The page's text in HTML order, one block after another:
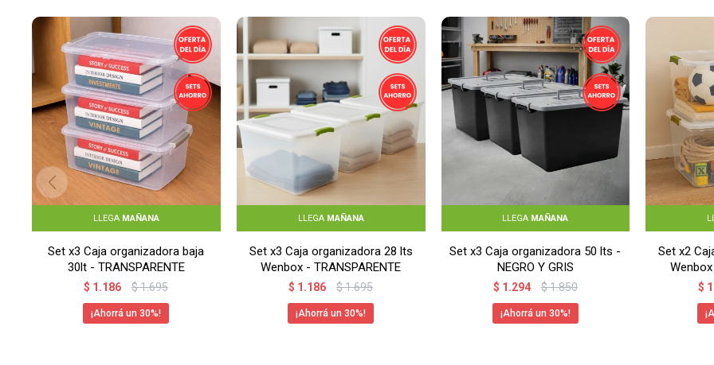
LLEGA MAÑANA
Set x3 Caja organizadora baja
30lt - TRANSPARENTE
$ 1.186 $1.695
30
LLEGA MAÑANA
Set x3 Caja organizadora 28 lts
Wenbox - TRANSPARENTE
$ 1.186 $1.695
30
LLEGA MAÑANA
Set x3 Caja organizadora 50 lts -
NEGRO Y GRIS
$ 1.294 $1.850
30
Set x2
Wenbox
$